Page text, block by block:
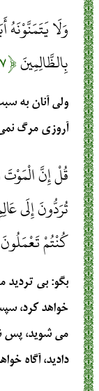
وَلَا يَتَمَنَّوْنَهُ
بِالظَّالِمِينَ﴿۷﴾
ولی آنان به
آروزی مرگ نمی
قُلْ إِنَّ
تُرَدُّونَ إِلَى
كُنْتُمْ تَعْمَلُونَ
بگو: بی تردید
خواهد کرد،
می شوید، پس
دادید، آگاه